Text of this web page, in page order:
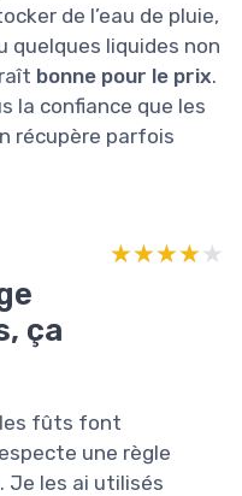
de l’eau de pluie,
quelques liquides non
bonne pour le prix.
la confiance que les
récupère parfois
ça
★★★★★
★★★★★
fûts font
une règle
Je les ai utilisés